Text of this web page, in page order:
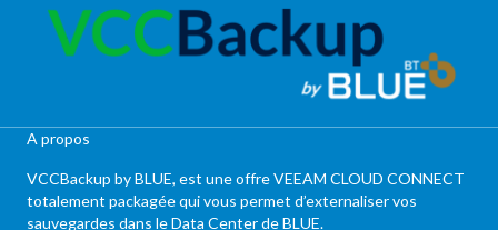
A propos
VCCBackup by BLUE, est une offre VEEAM CLOUD CONNECT
totalement packagée qui vous permet d’externaliser vos
sauvegardes dans le Data Center de BLUE.